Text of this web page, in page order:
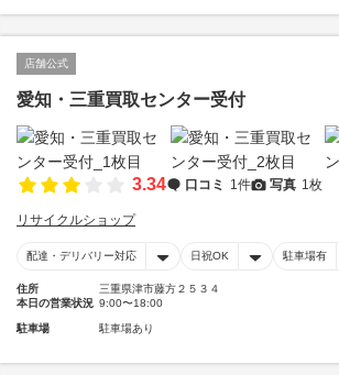
店舗公式
愛知・三重買取センター受付
3.34 口コミ 1件 写真 1枚
リサイクルショップ
配達・デリバリー対応 日祝OK 駐車場有
住所
三重県津市藤方２５３４
本日の営業状況 9:00〜18:00
駐車場 駐車場あり